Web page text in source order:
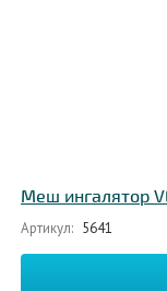
Меш ингалятор
Артикул: 5641